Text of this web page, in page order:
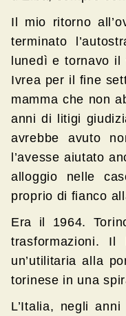
Il mio ritorno
terminato
lunedì e tornavo
Ivrea per il fine
mamma che non
anni di litigi
avrebbe avuto
l’avesse aiutato
alloggio nelle
proprio di fianco
Era il 1964.
trasformazioni. Il
un’utilitaria alla
torinese in una
L’Italia, negli